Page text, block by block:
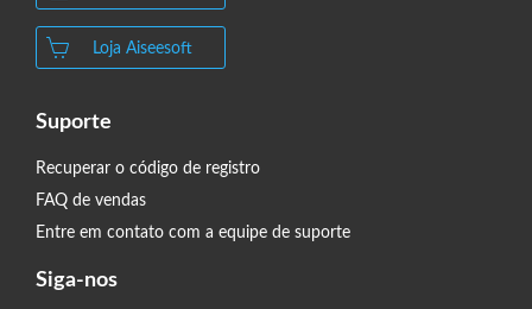
Loja Aiseesoft
Suporte
Recuperar o código de registro
FAQ de vendas
Entre em contato com a equipe de suporte
Siga-nos